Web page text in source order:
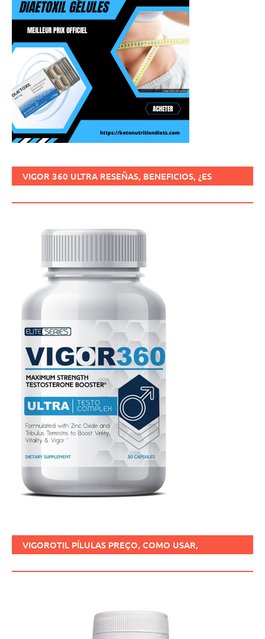
VIGOR 360 ULTRA RESEÑAS, BENEFICIOS, ¿ES
VIGOROTIL PÍLULAS PREÇO, COMO USAR,